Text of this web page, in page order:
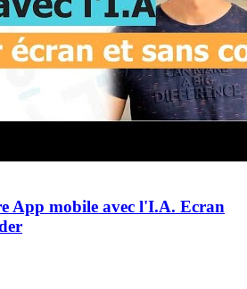
App mobile avec l'I.A. Ecran